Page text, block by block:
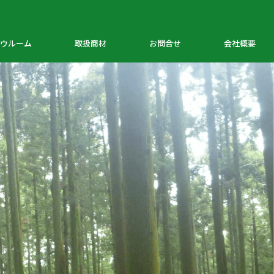
ルーム 取扱商材 お問合せ 会社概要